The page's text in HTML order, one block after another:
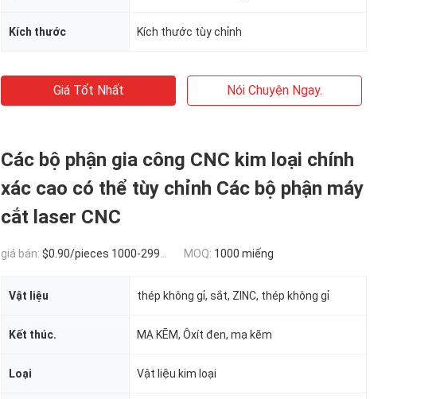
Kích thước Kích thước tùy chỉnh
Giá Tốt Nhất Nói Chuyện Ngay.
Các bộ phận gia công CNC kim loại chính
xác cao có thể tùy chỉnh Các bộ phận máy
cắt laser CNC
giá bán: $0.90/pieces 1000-2999 pieces MOQ: 1000 miếng
Vật liệu thép không gỉ, sắt, ZINC, thép không gỉ
Kết thúc. MẠ KẼM, Ôxít đen, mạ kẽm
Loại Vật liệu kim loại